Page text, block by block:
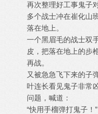
再次整理好工事鬼子
多个战士冲在崔化山
落在地上。
一个黑眉毛的战士双
皮，把落在地上的步
再战。
又被急急飞下来的子
叶连长看见鬼子非常
问题，喊道：
“快用手榴弹打鬼子！”